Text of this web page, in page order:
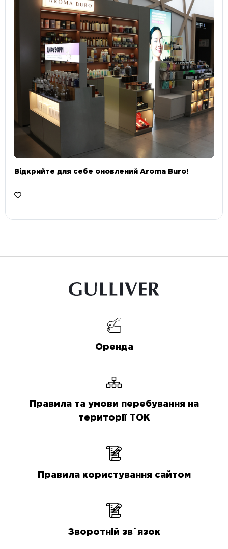
Відкрийте для себе оновлений Aroma Buro! ⠀
Оренда
Правила та умови перебування на
території ТОК
Правила користування сайтом
Зворотній зв`язок